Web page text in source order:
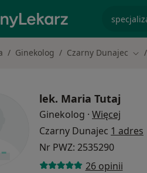
Ginekolog Czarny Dunajec
lek. Maria Tutaj
Ginekolog · Więcej
Czarny Dunajec 1 adres
Nr PWZ: 2535290
26 opinii